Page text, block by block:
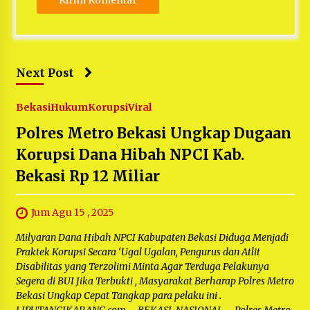
Next Post
BekasiHukumKorupsiViral
Polres Metro Bekasi Ungkap Dugaan
Korupsi Dana Hibah NPCI Kab.
Bekasi Rp 12 Miliar
Jum Agu 15 , 2025
Milyaran Dana Hibah NPCI Kabupaten Bekasi Diduga Menjadi
Praktek Korupsi Secara ‘Ugal Ugalan, Pengurus dan Atlit
Disabilitas yang Terzolimi Minta Agar Terduga Pelakunya
Segera di BUI Jika Terbukti , Masyarakat Berharap Polres Metro
Bekasi Ungkap Cepat Tangkap para pelaku ini .